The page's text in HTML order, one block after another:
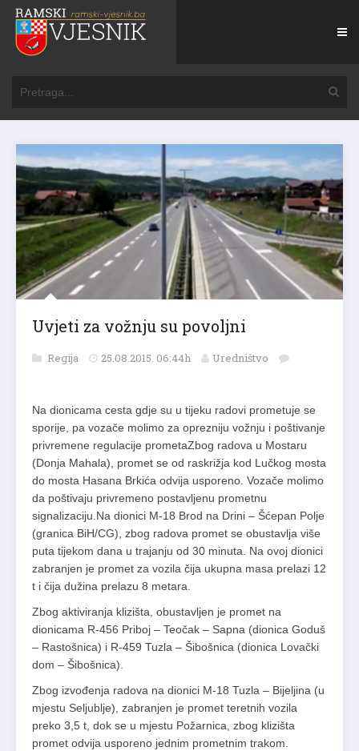
Uvjeti za vožnju su povoljni
Regija 25.08.2015. 06:44h Uredništvo
Na dionicama cesta gdje su u tijeku radovi prometuje se
sporije, pa vozače molimo za oprezniju vožnju i poštivanje
privremene regulacije prometaZbog radova u Mostaru
(Donja Mahala), promet se od raskrižja kod Lučkog mosta
do mosta Hasana Brkića odvija usporeno. Vozače molimo
da poštivaju privremeno postavljenu prometnu
signalizaciju.Na dionici M-18 Brod na Drini – Šćepan Polje
(granica BiH/CG), zbog radova promet se obustavlja više
puta tijekom dana u trajanju od 30 minuta. Na ovoj dionici
zabranjen je promet za vozila čija ukupna masa prelazi 12
t i čija dužina prelazu 8 metara.
Zbog aktiviranja klizišta, obustavljen je promet na
dionicama R-456 Priboj – Teočak – Sapna (dionica Goduš
– Rastošnica) i R-459 Tuzla – Šibošnica (dionica Lovački
dom – Šibošnica).
Zbog izvođenja radova na dionici M-18 Tuzla – Bijeljina (u
mjestu Seljublje), zabranjen je promet teretnih vozila
preko 3,5 t, dok se u mjestu Požarnica, zbog klizišta
promet odvija usporeno jednim prometnim trakom.